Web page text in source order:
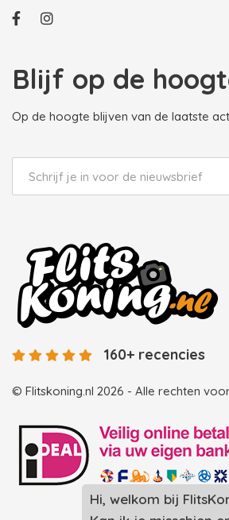
Blijf op de
Op de hoogte blijven van de laatste
© Flitskoning.nl 2026 - Alle rechten
160+ recencies
Landingspagina overzicht